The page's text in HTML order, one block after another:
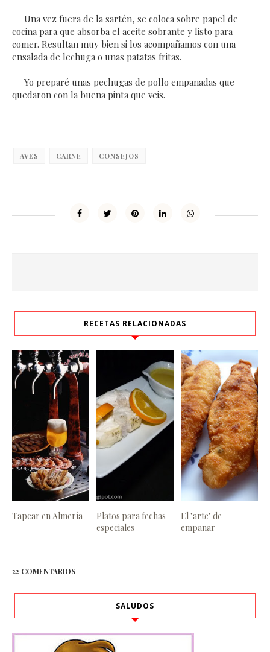
Una vez fuera de la sartén, se coloca sobre papel de
cocina para que absorba el aceite sobrante y listo para
comer. Resultan muy bien si los acompañamos con una
ensalada de lechuga o unas patatas fritas.
Yo preparé unas pechugas de pollo empanadas que
quedaron con la buena pinta que veis.
AVES CARNE CONSEJOS
RECETAS RELACIONADAS
Tapear en Almería
Platos para fechas
especiales
El "arte" de
empanar
22 COMENTARIOS
SALUDOS